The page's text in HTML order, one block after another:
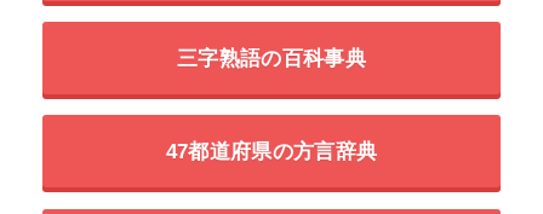
三字熟語の百科事典
47都道府県の方言辞典